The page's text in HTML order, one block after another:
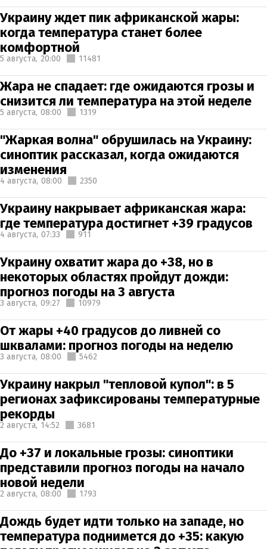
Украину ждет пик африканской жары:
когда температура станет более
комфортной
5 августа, 20:00 11481
Жара не спадает: где ожидаются грозы и
снизится ли температура на этой неделе
5 августа, 08:00 1319
"Жаркая волна" обрушилась на Украину:
синоптик рассказал, когда ожидаются
изменения
4 августа, 08:00 2350
Украину накрывает африканская жара:
где температура достигнет +39 градусов
4 августа, 07:33 911
Украину охватит жара до +38, но в
некоторых областях пройдут дожди:
прогноз погоды на 3 августа
3 августа, 09:27 10979
От жары +40 градусов до ливней со
шквалами: прогноз погоды на неделю
3 августа, 08:00 5462
Украину накрыл "тепловой купол": в 5
регионах зафиксированы температурные
рекорды
2 августа, 14:52 3681
До +37 и локальные грозы: синоптики
представили прогноз погоды на начало
новой недели
2 августа, 08:00 1793
Дождь будет идти только на западе, но
температура поднимется до +35: какую